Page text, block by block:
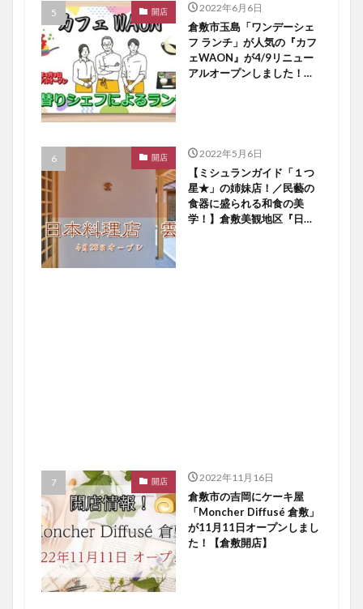
開店 2022年6月6日
倉敷市玉島「ワンデーシェ
フ ランチ」が人気の『カフ
ェWAON』が4/9リニュー
アルオープンしました！
開店 2022年5月6日
【ミシュランガイド「１つ
星★」の姉妹店！／民藝の
食器に盛られる和食の美
学！】倉敷美観地区『日本
開店 2022年11月16日
倉敷市の吉岡にケーキ屋
「Moncher Diffusé 倉敷」
が11月11日オープンしまし
た！【倉敷開店】